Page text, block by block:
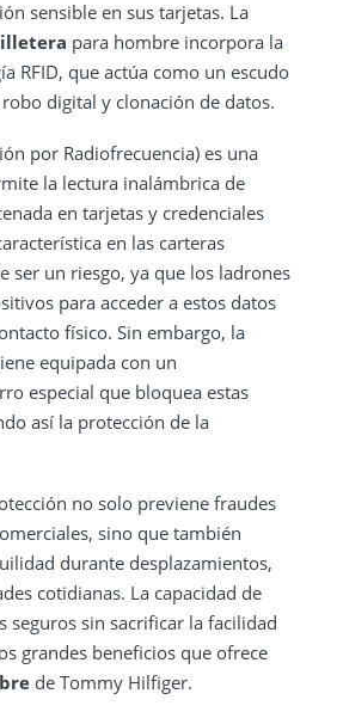
sensible en sus tarjetas. La
para hombre incorpora la
RFID, que actúa como un escudo
digital y clonación de datos.
por Radiofrecuencia) es una
la lectura inalámbrica de
en tarjetas y credenciales
en las carteras
ser un riesgo, ya que los ladrones
para acceder a estos datos
físico. Sin embargo, la
equipada con un
especial que bloquea estas
así la protección de la
no solo previene fraudes
sino que también
durante desplazamientos,
cotidianas. La capacidad de
seguros sin sacrificar la facilidad
grandes beneficios que ofrece
de Tommy Hilfiger.